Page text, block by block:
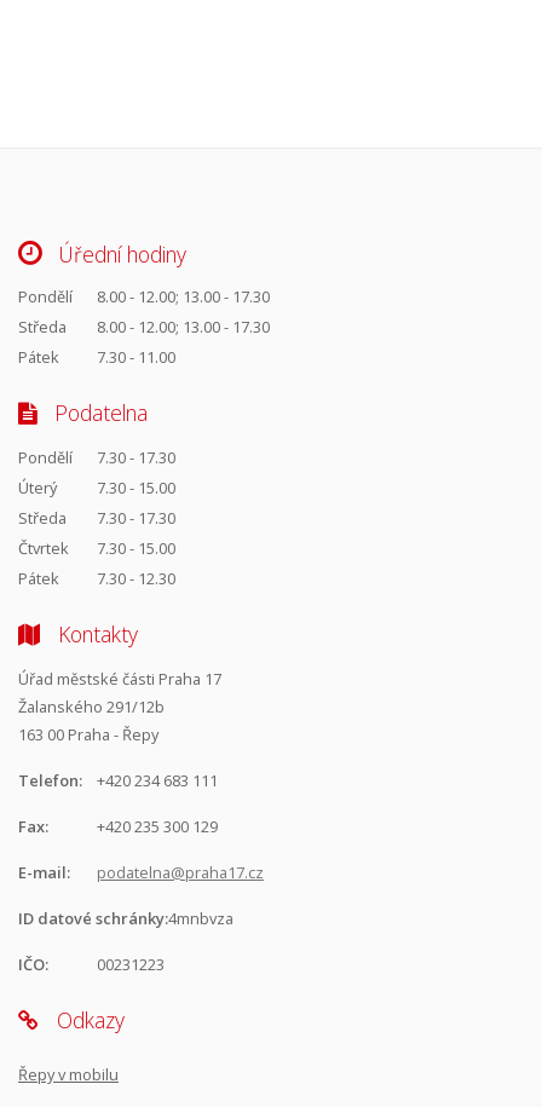
Úřední hodiny
Pondělí
8.00 - 12.00; 13.00 - 17.30
Středa
8.00 - 12.00; 13.00 - 17.30
Pátek
7.30 - 11.00
Podatelna
Pondělí
7.30 - 17.30
Úterý
7.30 - 15.00
Středa
7.30 - 17.30
Čtvrtek
7.30 - 15.00
Pátek
7.30 - 12.30
Kontakty
Úřad městské části Praha 17
Žalanského 291/12b
163 00 Praha - Řepy
Telefon: +420 234 683 111
Fax: +420 235 300 129
E-mail: podatelna@praha17.cz
ID datové schránky:4mnbvza
IČO: 00231223
Odkazy
Řepy v mobilu